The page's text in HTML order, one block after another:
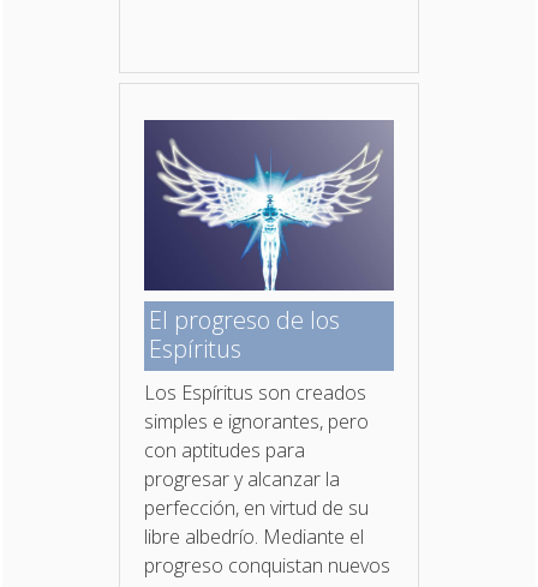
El progreso de los
Espíritus
Los Espíritus son creados
simples e ignorantes, pero
con aptitudes para
progresar y alcanzar la
perfección, en virtud de su
libre albedrío. Mediante el
progreso conquistan nuevos